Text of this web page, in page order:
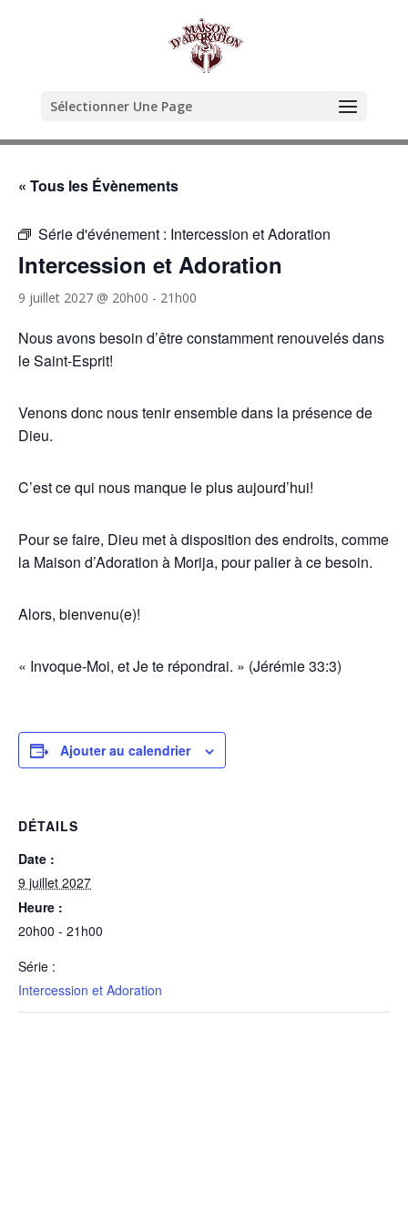
Sélectionner Une Page
« Tous les Évènements
Série d'événement : Intercession et Adoration
Intercession et Adoration
9 juillet 2027 @ 20h00 - 21h00
Nous avons besoin d’être constamment renouvelés dans
le Saint-Esprit!
Venons donc nous tenir ensemble dans la présence de
Dieu.
C’est ce qui nous manque le plus aujourd’hui!
Pour se faire, Dieu met à disposition des endroits, comme
la Maison d’Adoration à Morija, pour palier à ce besoin.
Alors, bienvenu(e)!
« Invoque-Moi, et Je te répondrai. » (Jérémie 33:3)
Ajouter au calendrier
DÉTAILS
Date :
9 juillet 2027
Heure :
20h00 - 21h00
Série :
Intercession et Adoration